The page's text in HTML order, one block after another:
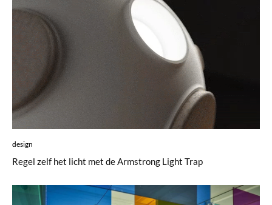
design
Regel zelf het licht met de Armstrong Light Trap